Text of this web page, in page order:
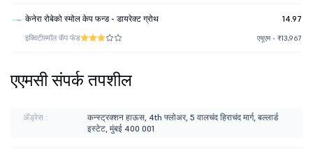
केनेरा रोबेको स्मोल केप फन्ड - डायरेक्ट ग्रोथ 14.97
इक्विटीस्मॉल कॅप फंड एयूएम - ₹13,967
एएमसी संपर्क तपशील
ॲड्रेस :
कन्स्ट्रक्शन हाऊस, 4th फ्लोअर, 5 वालचंद हिराचंद मार्ग, बल्लार्ड
इस्टेट, मुंबई 400 001